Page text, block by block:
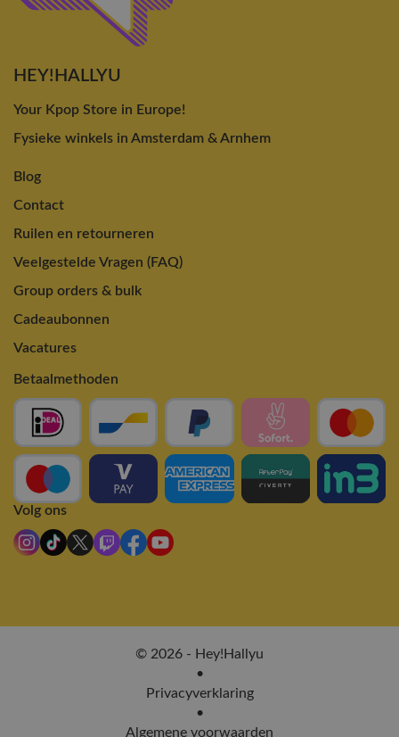
HEY!HALLYU
Your Kpop Store in Europe!
Fysieke winkels in Amsterdam & Arnhem
Blog
Contact
Ruilen en retourneren
Veelgestelde Vragen (FAQ)
Group orders & bulk
Cadeaubonnen
Vacatures
Betaalmethoden
Volg ons
© 2026 - Hey!Hallyu
•
Privacyverklaring
•
Algemene voorwaarden